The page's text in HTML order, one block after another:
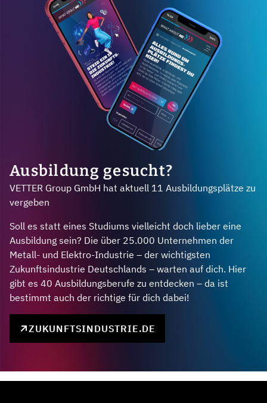
Ausbildung gesucht?
VETTER Group GmbH hat aktuell 11 Ausbildungsplätze zu
vergeben
Soll es statt eines Studiums vielleicht doch lieber eine
Ausbildung sein? Die über 25.000 Unternehmen der
Metall- und Elektro-Industrie – der wichtigsten
Zukunftsindustrie Deutschlands – warten auf dich. Hier
gibt es 40 Ausbildungsberufe zu entdecken – da ist
bestimmt auch der richtige für dich dabei!
ZUKUNFTSINDUSTRIE.DE